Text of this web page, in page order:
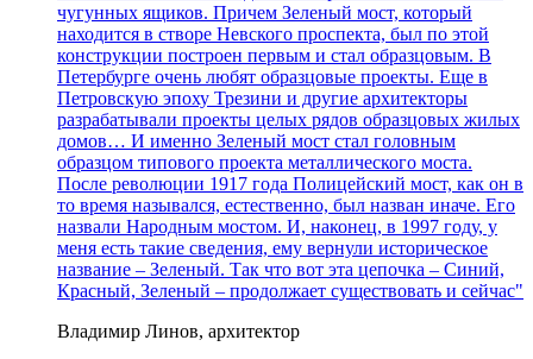
чугунных ящиков. Причем Зеленый мост, который
находится в створе Невского проспекта, был по этой
конструкции построен первым и стал образцовым. В
Петербурге очень любят образцовые проекты. Еще в
Петровскую эпоху Трезини и другие архитекторы
разрабатывали проекты целых рядов образцовых жилых
домов… И именно Зеленый мост стал головным
образцом типового проекта металлического моста.
После революции 1917 года Полицейский мост, как он в
то время назывался, естественно, был назван иначе. Его
назвали Народным мостом. И, наконец, в 1997 году, у
меня есть такие сведения, ему вернули историческое
название – Зеленый. Так что вот эта цепочка – Синий,
Красный, Зеленый – продолжает существовать и сейчас"
Владимир Линов, архитектор